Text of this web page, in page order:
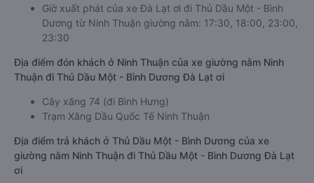
Giờ xuất phát của xe Đà Lạt ơi đi Thủ Dầu Một - Bình
Dương từ Ninh Thuận giường nằm: 17:30, 18:00, 23:00,
23:30
Địa điểm đón khách ở Ninh Thuận của xe giường nằm Ninh
Thuận đi Thủ Dầu Một - Bình Dương Đà Lạt ơi
Cây xăng 74 (đi Bình Hưng)
Trạm Xăng Dầu Quốc Tế Ninh Thuận
Địa điểm trả khách ở Thủ Dầu Một - Bình Dương của xe
giường nằm Ninh Thuận đi Thủ Dầu Một - Bình Dương Đà Lạt
ơi